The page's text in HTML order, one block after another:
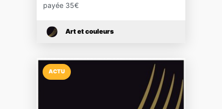
payée 35€
Art et couleurs
ACTU